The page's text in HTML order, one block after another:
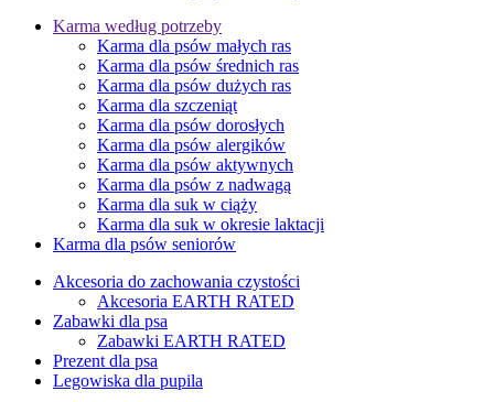
Karma według potrzeby
Karma dla psów małych ras
Karma dla psów średnich ras
Karma dla psów dużych ras
Karma dla szczeniąt
Karma dla psów dorosłych
Karma dla psów alergików
Karma dla psów aktywnych
Karma dla psów z nadwagą
Karma dla suk w ciąży
Karma dla suk w okresie laktacji
Karma dla psów seniorów
Akcesoria do zachowania czystości
Akcesoria EARTH RATED
Zabawki dla psa
Zabawki EARTH RATED
Prezent dla psa
Legowiska dla pupila